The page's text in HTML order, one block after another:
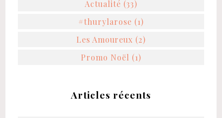
Actualité (33)
#thurylarose (1)
Les Amoureux (2)
Promo Noël (1)
Articles récents